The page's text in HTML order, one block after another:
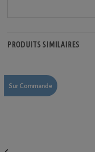
PRODUITS SIMILAIRES
Sur Commande